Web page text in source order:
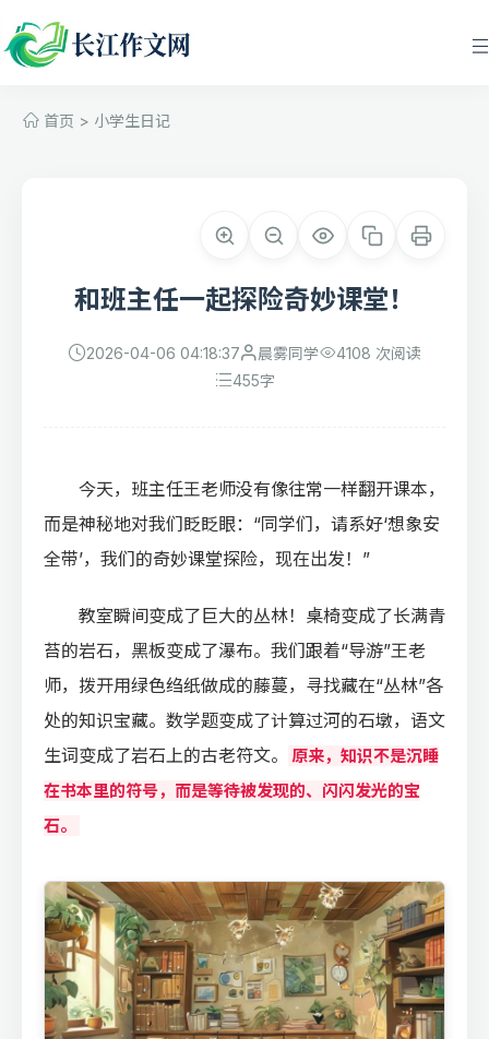
首页 > 小学生日记
和班主任一起探险奇妙课堂！
2026-04-06 04:18:37 晨雾同学
4108 次阅读
455字
今天，班主任王老师没有像往常一样翻开课本，
而是神秘地对我们眨眨眼：“同学们，请系好‘想象安
全带’，我们的奇妙课堂探险，现在出发！”
教室瞬间变成了巨大的丛林！桌椅变成了长满青
苔的岩石，黑板变成了瀑布。我们跟着“导游”王老
师，拨开用绿色绉纸做成的藤蔓，寻找藏在“丛林”各
处的知识宝藏。数学题变成了计算过河的石墩，语文
生词变成了岩石上的古老符文。
原来，知识不是沉睡
在书本里的符号，而是等待被发现的、闪闪发光的宝
石。